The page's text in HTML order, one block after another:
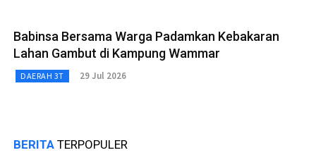
Babinsa Bersama Warga Padamkan Kebakaran
Lahan Gambut di Kampung Wammar
DAERAH 3T 29 Jul 2026
BERITA TERPOPULER